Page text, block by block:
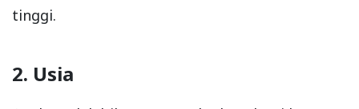
tinggi.
2. Usia